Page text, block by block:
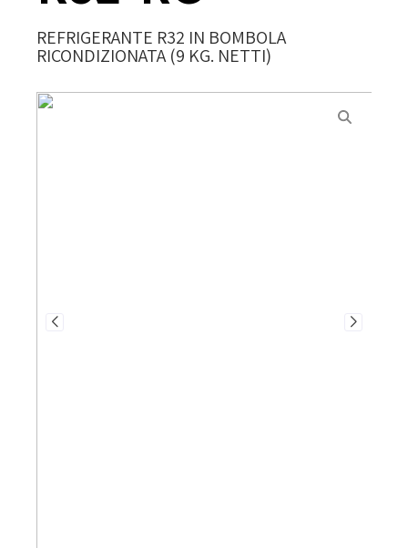
REFRIGERANTE R32 IN BOMBOLA
RICONDIZIONATA (9 KG. NETTI)